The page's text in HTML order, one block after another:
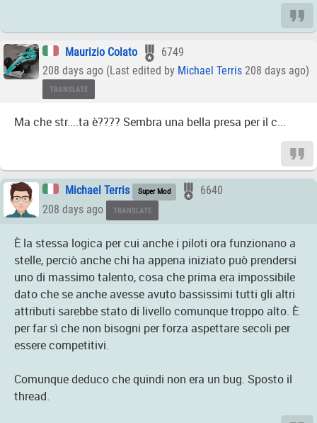
Maurizio Colato
6749
208 days ago (Last edited by Michael Terris 208 days ago)
TRANSLATE
Ma che str....ta è???? Sembra una bella presa per il c...
Michael Terris Super Mod
6640
208 days ago
TRANSLATE
È la stessa logica per cui anche i piloti ora funzionano a
stelle, perciò anche chi ha appena iniziato può prendersi
uno di massimo talento, cosa che prima era impossibile
dato che se anche avesse avuto bassissimi tutti gli altri
attributi sarebbe stato di livello comunque troppo alto. È
per far sì che non bisogni per forza aspettare secoli per
essere competitivi.
Comunque deduco che quindi non era un bug. Sposto il
thread.